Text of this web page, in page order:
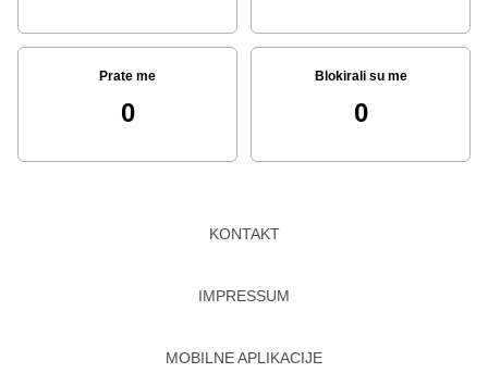
Prate me
0
Blokirali su me
0
KONTAKT
IMPRESSUM
MOBILNE APLIKACIJE